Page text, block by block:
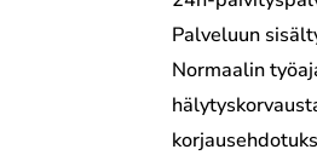
Palveluun
Normaalin